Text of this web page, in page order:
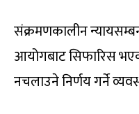
संक्रमणकालीन
आयोगबाट सिफारिस
नचलाउने निर्णय गर्ने